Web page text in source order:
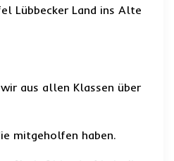
Lübbecker Land ins Alte
aus allen Klassen über
mitgeholfen haben.